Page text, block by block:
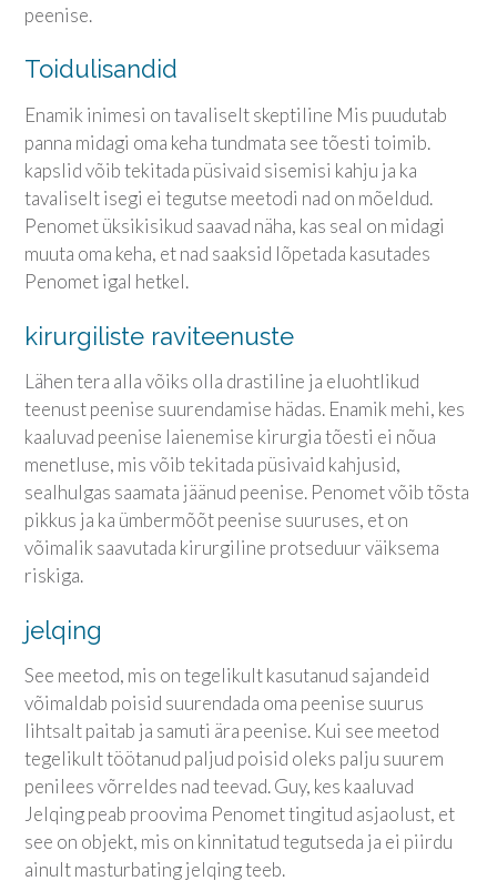
peenise.
Toidulisandid
Enamik inimesi on tavaliselt skeptiline Mis puudutab
panna midagi oma keha tundmata see tõesti toimib.
kapslid võib tekitada püsivaid sisemisi kahju ja ka
tavaliselt isegi ei tegutse meetodi nad on mõeldud.
Penomet üksikisikud saavad näha, kas seal on midagi
muuta oma keha, et nad saaksid lõpetada kasutades
Penomet igal hetkel.
kirurgiliste raviteenuste
Lähen tera alla võiks olla drastiline ja eluohtlikud
teenust peenise suurendamise hädas. Enamik mehi, kes
kaaluvad peenise laienemise kirurgia tõesti ei nõua
menetluse, mis võib tekitada püsivaid kahjusid,
sealhulgas saamata jäänud peenise. Penomet võib tõsta
pikkus ja ka ümbermõõt peenise suuruses, et on
võimalik saavutada kirurgiline protseduur väiksema
riskiga.
jelqing
See meetod, mis on tegelikult kasutanud sajandeid
võimaldab poisid suurendada oma peenise suurus
lihtsalt paitab ja samuti ära peenise. Kui see meetod
tegelikult töötanud paljud poisid oleks palju suurem
penilees võrreldes nad teevad. Guy, kes kaaluvad
Jelqing peab proovima Penomet tingitud asjaolust, et
see on objekt, mis on kinnitatud tegutseda ja ei piirdu
ainult masturbating jelqing teeb.